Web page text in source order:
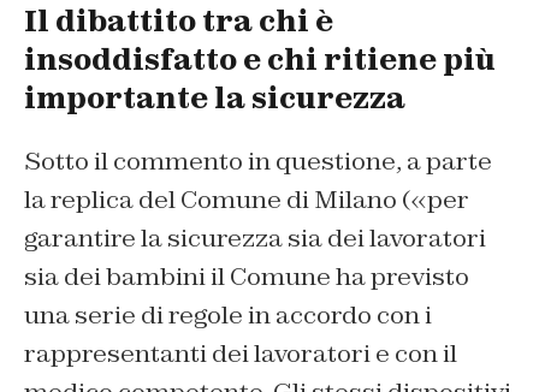
Il dibattito tra chi è
insoddisfatto e chi ritiene più
importante la sicurezza
Sotto il commento in questione, a parte
la replica del Comune di Milano («per
garantire la sicurezza sia dei lavoratori
sia dei bambini il Comune ha previsto
una serie di regole in accordo con i
rappresentanti dei lavoratori e con il